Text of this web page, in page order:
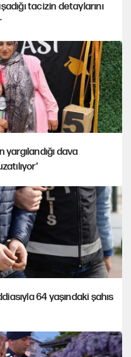
tacizin detaylarını
yargılandığı dava
64 yaşındaki şahıs